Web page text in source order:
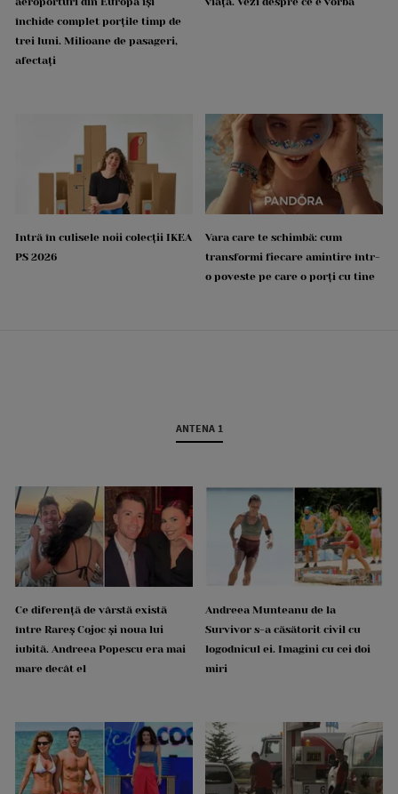
închide complet porțile timp de
trei luni. Milioane de pasageri,
afectați
Intră în culisele noii colecții IKEA
PS 2026
Vara care te schimbă: cum
transformi fiecare amintire într-
o poveste pe care o porți cu tine
ANTENA 1
Ce diferență de vârstă există
între Rareș Cojoc și noua lui
iubită. Andreea Popescu era mai
mare decât el
Andreea Munteanu de la
Survivor s-a căsătorit civil cu
logodnicul ei. Imagini cu cei doi
miri